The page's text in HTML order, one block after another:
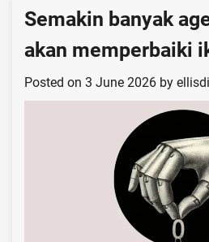
Semakin banyak
akan memperbaiki
Posted on 3 June 2026 by